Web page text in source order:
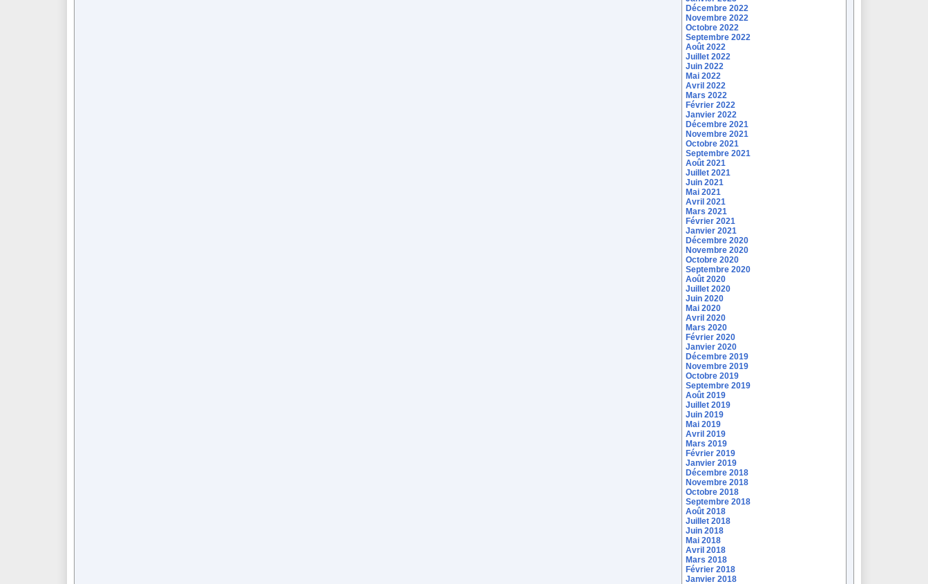
Décembre 2022
Novembre 2022
Octobre 2022
Septembre 2022
Août 2022
Juillet 2022
Juin 2022
Mai 2022
Avril 2022
Mars 2022
Février 2022
Janvier 2022
Décembre 2021
Novembre 2021
Octobre 2021
Septembre 2021
Août 2021
Juillet 2021
Juin 2021
Mai 2021
Avril 2021
Mars 2021
Février 2021
Janvier 2021
Décembre 2020
Novembre 2020
Octobre 2020
Septembre 2020
Août 2020
Juillet 2020
Juin 2020
Mai 2020
Avril 2020
Mars 2020
Février 2020
Janvier 2020
Décembre 2019
Novembre 2019
Octobre 2019
Septembre 2019
Août 2019
Juillet 2019
Juin 2019
Mai 2019
Avril 2019
Mars 2019
Février 2019
Janvier 2019
Décembre 2018
Novembre 2018
Octobre 2018
Septembre 2018
Août 2018
Juillet 2018
Juin 2018
Mai 2018
Avril 2018
Mars 2018
Février 2018
Janvier 2018